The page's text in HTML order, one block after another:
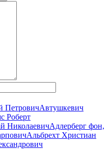
ПетровичАвтушкевич
Роберт
НиколаевичАдлерберг фон,
Альбрехт Христиан